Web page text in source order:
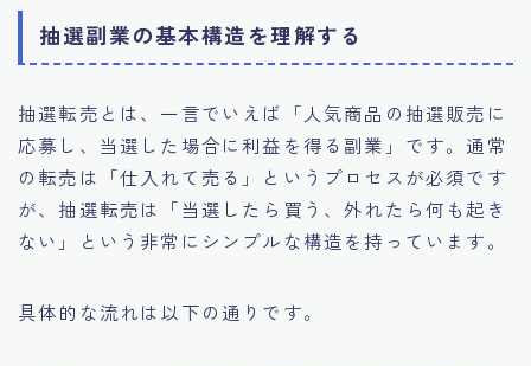
抽選副業の基本構造を理解する
抽選転売とは、一言でいえば「人気商品の抽選販売に
応募し、当選した場合に利益を得る副業」です。通常
の転売は「仕入れて売る」というプロセスが必須です
が、抽選転売は「当選したら買う、外れたら何も起き
ない」という非常にシンプルな構造を持っています。
具体的な流れは以下の通りです。